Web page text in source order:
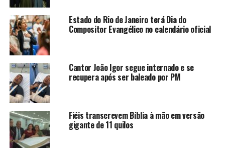
Estado do Rio de Janeiro terá Dia do
Compositor Evangélico no calendário oficial
Cantor João Igor segue internado e se
recupera após ser baleado por PM
Fiéis transcrevem Bíblia à mão em versão
gigante de 11 quilos